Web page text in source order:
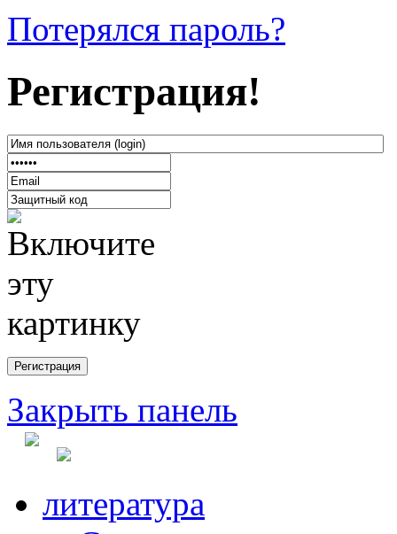
Потерялся пароль?
Регистрация!
Закрыть панель
литература